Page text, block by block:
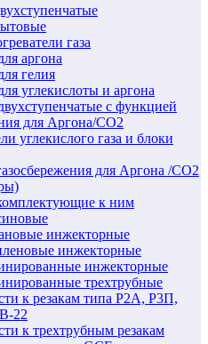
газа
аргона
гелия
углекислоты и аргона
c функцией
для Аргона/СО2
углекислого газа и блоки
для Аргона /СО2
к ним
инжекторные
инжекторные
инжекторные
трехтрубные
к резакам типа Р2А, Р3П,
22
к трехтрубным резакам